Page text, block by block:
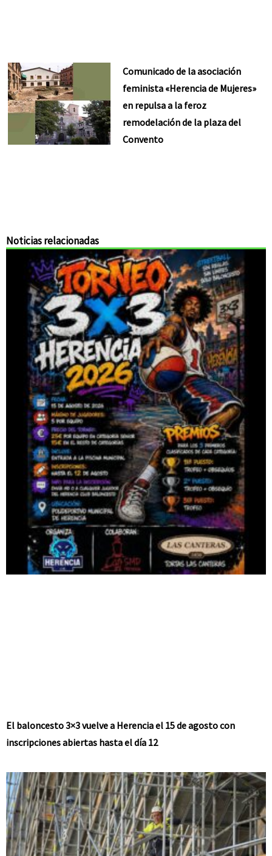
Comunicado de la asociación
feminista «Herencia de Mujeres»
en repulsa a la feroz
remodelación de la plaza del
Convento
Noticias relacionadas
El baloncesto 3×3 vuelve a Herencia el 15 de agosto con
inscripciones abiertas hasta el día 12